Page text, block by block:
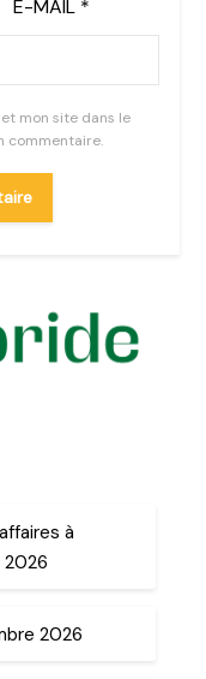
E-MAIL *
mon site dans le
commentaire.
à
2026